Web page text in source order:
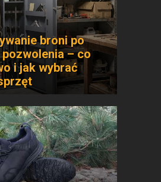
broni po
– co
i jak wybrać